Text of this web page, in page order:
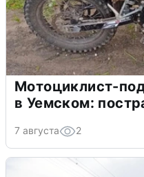
Мотоциклист-
в Уемском:
7 августа 2